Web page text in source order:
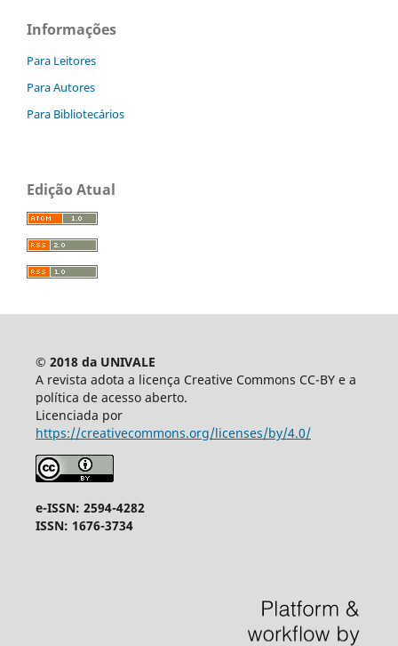
Informações
Para Leitores
Para Autores
Para Bibliotecários
Edição Atual
© 2018 da UNIVALE
A revista adota a licença Creative Commons CC-BY e a
política de acesso aberto.
Licenciada por
https://creativecommons.org/licenses/by/4.0/
e-ISSN: 2594-4282
ISSN: 1676-3734